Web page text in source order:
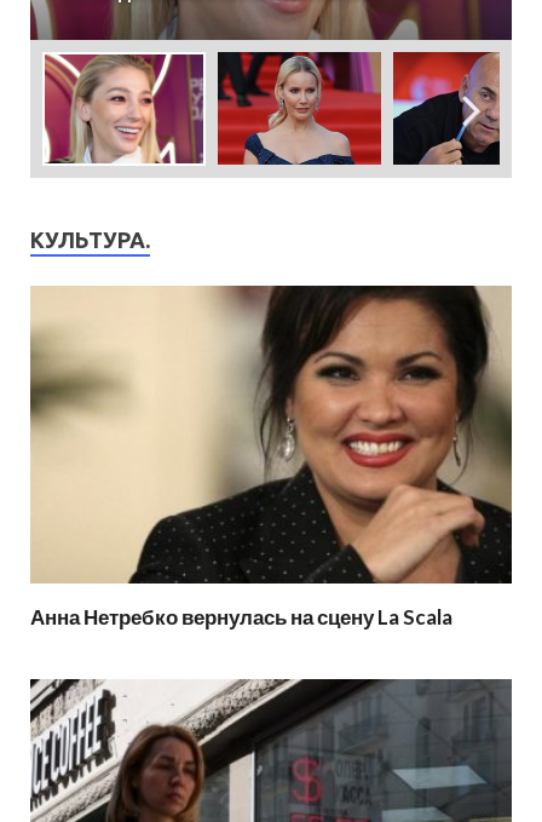
КУЛЬТУРА.
Анна Нетребко вернулась на сцену La Scala